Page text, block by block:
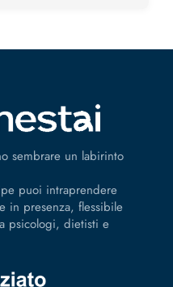
sembrare un labirinto
puoi intraprendere
in presenza, flessibile
psicologi, dietisti e